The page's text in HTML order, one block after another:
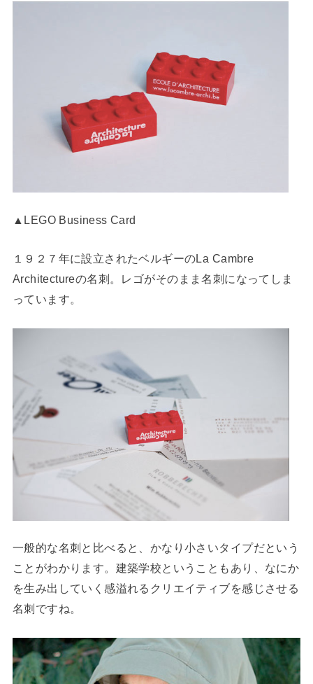
▲LEGO Business Card
１９２７年に設立されたベルギーのLa Cambre
Architectureの名刺。レゴがそのまま名刺になってしま
っています。
一般的な名刺と比べると、かなり小さいタイプだという
ことがわかります。建築学校ということもあり、なにか
を生み出していく感溢れるクリエイティブを感じさせる
名刺ですね。